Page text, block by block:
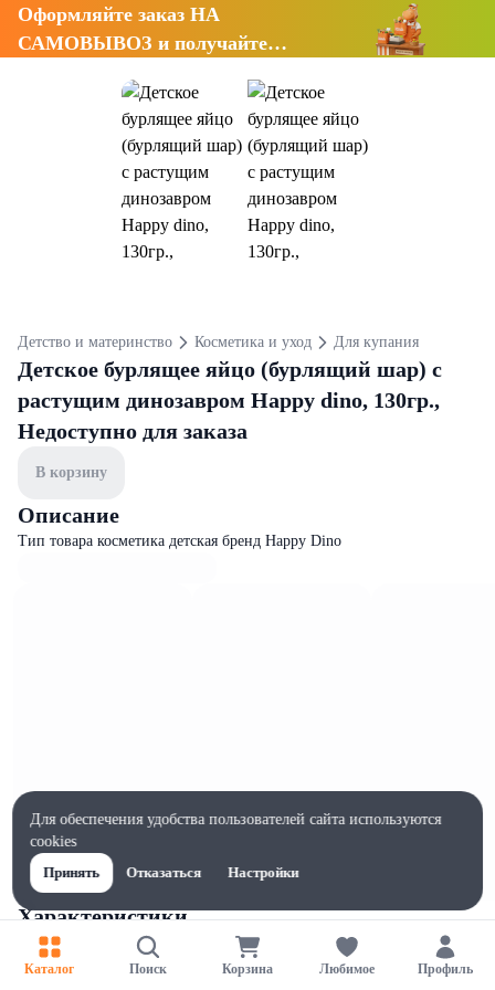
Оформляйте заказ НА
САМОВЫВОЗ и получайте
Детство и материнство Косметика и уход Для купания
Детское бурлящее яйцо (бурлящий шар) с
растущим динозавром Happy dino, 130гр.,
Недоступно для заказа
В корзину
Описание
Тип товара косметика детская бренд Happy Dino
Характеристики
Ширина, мм
53
Каталог Поиск Корзина Любимое Профиль
Для обеспечения удобства пользователей сайта используются
cookies
Принять
Отказаться Настройки